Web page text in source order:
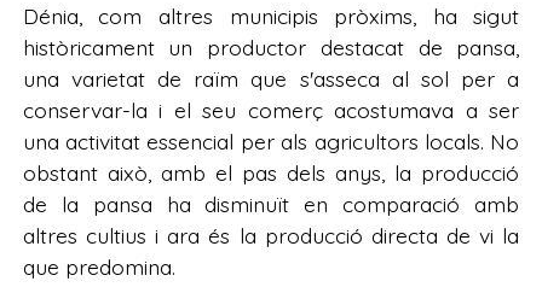
Dénia, com altres municipis pròxims, ha sigut
històricament un productor destacat de pansa,
una varietat de raïm que s'asseca al sol per a
conservar-la i el seu comerç acostumava a ser
una activitat essencial per als agricultors locals. No
obstant això, amb el pas dels anys, la producció
de la pansa ha disminuït en comparació amb
altres cultius i ara és la producció directa de vi la
que predomina.